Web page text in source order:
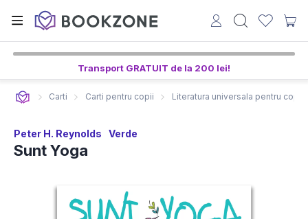
Transport GRATUIT de la 200 lei!
Carti Carti pentru copii Literatura universala pentru copii
Peter H. Reynolds Verde
Sunt Yoga